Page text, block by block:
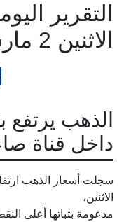
ديوان الذهب
نجم الدين
التقرير
الاثنين 2 مارس 2026
داخل قناة
سجلت أسعار الذهب
الاثنين،
مدعومة بثباتها أعلى